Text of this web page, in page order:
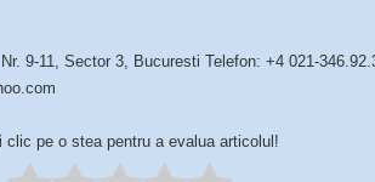
9-11, Sector 3, Bucuresti Telefon: +4 021-
clic pe o stea pentru a evalua articolul!